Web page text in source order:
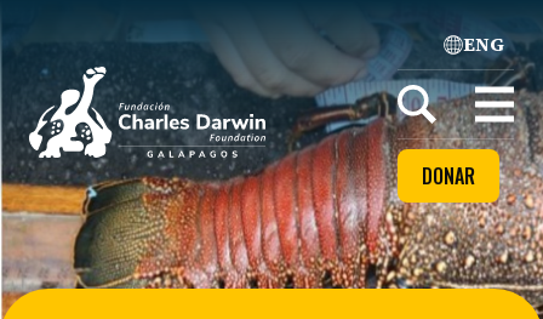
Home
ENG
Open
menu
DONAR